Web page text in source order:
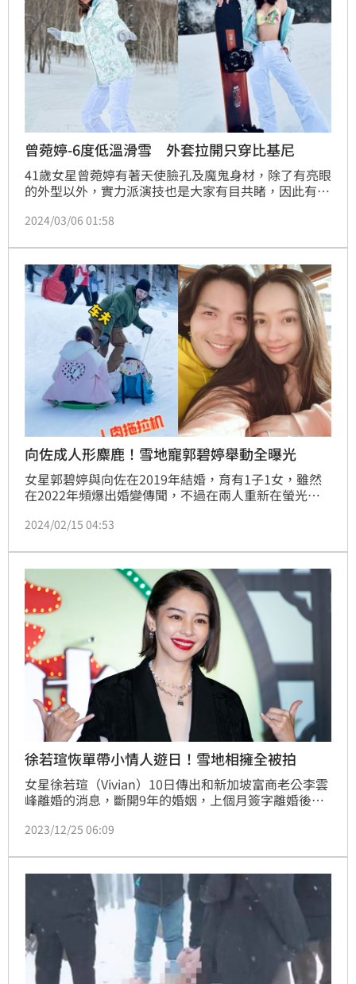
曾菀婷-6度低溫滑雪 外套拉開只穿比基尼
41歲女星曾菀婷有著天使臉孔及魔鬼身材，除了有亮眼
的外型以外，實力派演技也是大家有目共睹，因此有著
體與粉絲互動，今（6）日曾菀婷就曬出自己在日本雪
寒冷穿著比基尼式泳衣，火辣身材讓網友鼻血狂流。宋
亭誼報導
2024/03/06 01:58
向佐成人形麋鹿！雪地寵郭碧婷舉動全曝光
女星郭碧婷與向佐在2019年結婚，育有1子1女，雖然
在2022年頻爆出婚變傳聞，不過在兩人重新在螢光幕
家人去到法國谷雪維爾1850（Courchevel 1850）滑
「人形麋鹿」開心在雪地裡玩耍。
2024/02/15 04:53
徐若瑄恢單帶小情人遊日！雪地相擁全被拍
女星徐若瑄（Vivian）10日傳出和新加坡富商老公李雲
峰離婚的消息，斷開9年的婚姻，上個月簽字離婚後，
2023/12/25 06:09